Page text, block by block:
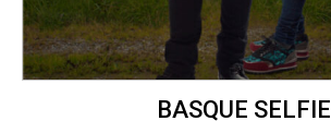
BASQUE SELFIE